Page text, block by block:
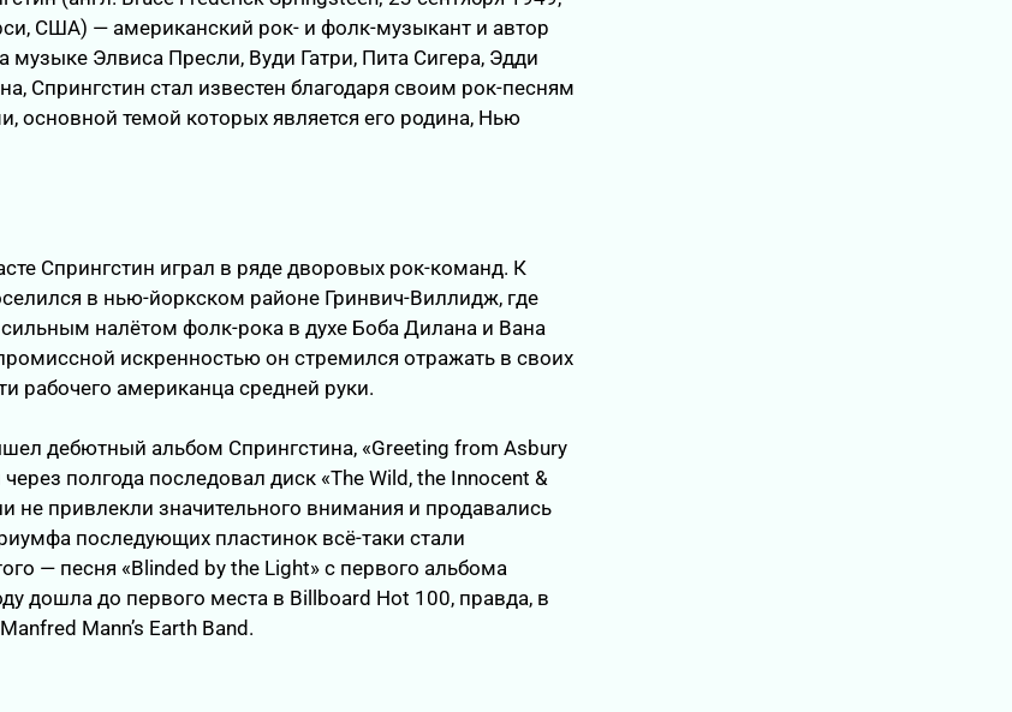
США) — американский рок- и фолк-музыкант и автор
музыке Элвиса Пресли, Вуди Гатри, Пита Сигера, Эдди
Спрингстин стал известен благодаря своим рок-песням
основной темой которых является его родина, Нью
Спрингстин играл в ряде дворовых рок-команд. К
в нью-йоркском районе Гринвич-Виллидж, где
налётом фолк-рока в духе Боба Дилана и Вана
искренностью он стремился отражать в своих
рабочего американца средней руки.
дебютный альбом Спрингстина, «Greeting from Asbury
полгода последовал диск «The Wild, the Innocent &
не привлекли значительного внимания и продавались
последующих пластинок всё-таки стали
— песня «Blinded by the Light» с первого альбома
дошла до первого места в Billboard Hot 100, правда, в
Mann’s Earth Band.